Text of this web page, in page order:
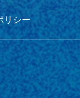
リシー